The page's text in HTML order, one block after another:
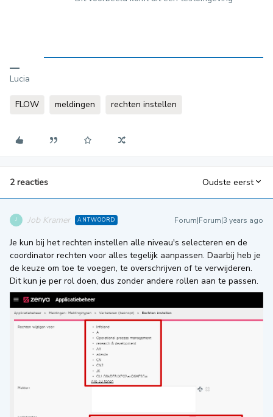
Lucia
FLOW meldingen rechten instellen
2 reacties Oudste eerst
J Job Kramer ANTWOORD Forum|Forum|3 years ago
Je kun bij het rechten instellen alle niveau's selecteren en de
coordinator rechten voor alles tegelijk aanpassen. Daarbij heb je
de keuze om toe te voegen, te overschrijven of te verwijderen.
Dit kun je per rol doen, dus zonder andere rollen aan te passen.